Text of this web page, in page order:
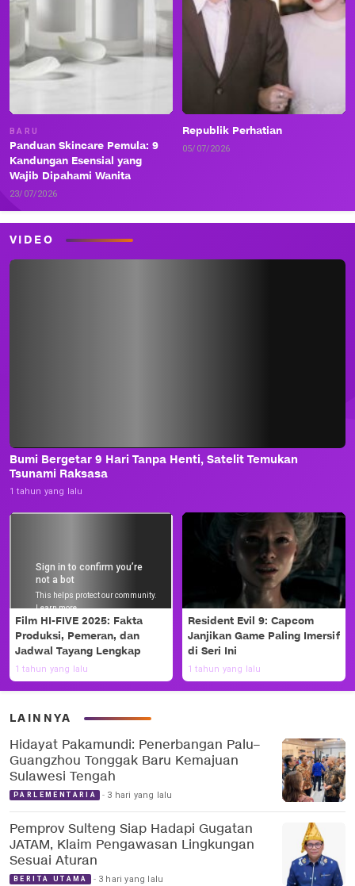
BARU
Panduan Skincare Pemula: 9
Kandungan Esensial yang
Wajib Dipahami Wanita
23/07/2026
Republik Perhatian
05/07/2026
VIDEO
Bumi Bergetar 9 Hari Tanpa Henti, Satelit Temukan
Tsunami Raksasa
1 tahun yang lalu
Film HI-FIVE 2025: Fakta
Produksi, Pemeran, dan
Jadwal Tayang Lengkap
1 tahun yang lalu
Resident Evil 9: Capcom
Janjikan Game Paling Imersif
di Seri Ini
1 tahun yang lalu
LAINNYA
Hidayat Pakamundi: Penerbangan Palu–
Guangzhou Tonggak Baru Kemajuan
Sulawesi Tengah
PARLEMENTARIA 3 hari yang lalu
Pemprov Sulteng Siap Hadapi Gugatan
JATAM, Klaim Pengawasan Lingkungan
Sesuai Aturan
BERITA UTAMA 3 hari yang lalu